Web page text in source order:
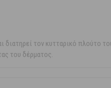
διατηρεί τον κυτταρικό πλούτο
του δέρματος.